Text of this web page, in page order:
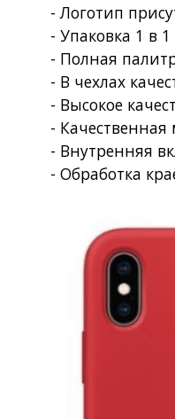
- Логотип
- Упаковка 1 в
- Полная
- В чехлах
- Высокое
-
- Внутренняя
- Обработка